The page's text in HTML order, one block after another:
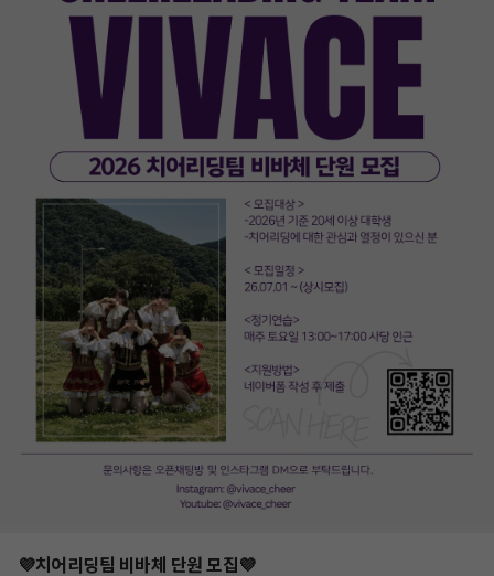
💜치어리딩팀 비바체 단원 모집💜